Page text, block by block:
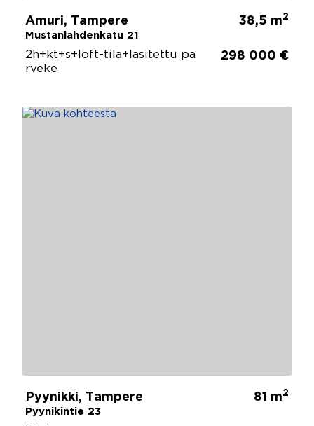
Amuri, Tampere
Mustanlahdenkatu 21
38,5 m2
2h+kt+s+loft-tila+lasitettu pa
rveke
298 000 €
Pyynikki, Tampere
Pyynikintie 23
81 m2